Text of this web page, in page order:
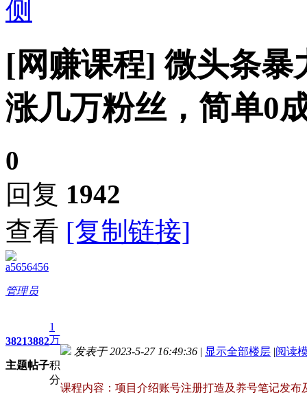
[网赚课程]微头条暴
涨几万粉丝，简单0
0
回复 1942
查看 [复制链接]
a5656456
管理员
3821
主题
3882
帖子
1
万
积
分
发表于 2023-5-27 16:49:36 | 显示全部楼层 |阅读
课程内容：项目介绍账号注册打造及养号笔记发布